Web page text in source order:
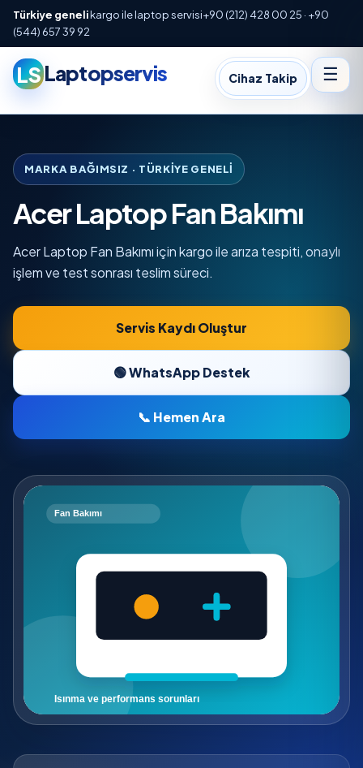
Türkiye genelikargo ile laptop servisi+90 (212) 428 00 25 · +90
(544) 657 39 92
LSLaptopservis Cihaz Takip ☰
MARKA BAĞIMSIZ · TÜRKIYE GENELI
Acer Laptop Fan Bakımı
Acer Laptop Fan Bakımı için kargo ile arıza tespiti, onaylı
işlem ve test sonrası teslim süreci.
Servis Kaydı Oluştur
🟢 WhatsApp Destek
📞 Hemen Ara